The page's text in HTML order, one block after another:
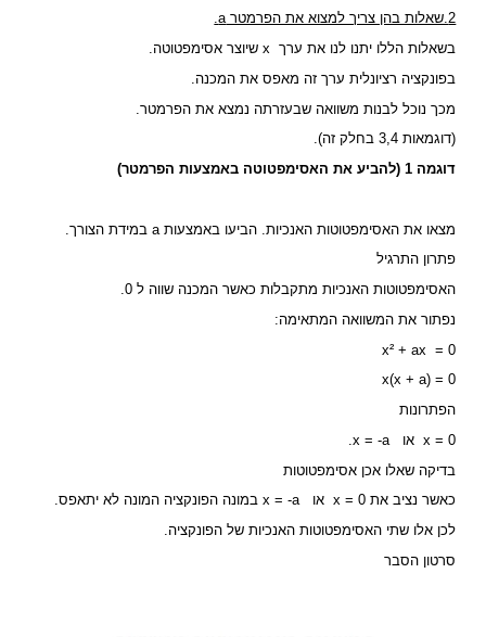
2.שאלות בהן צריך למצוא את הפרמטר a.
בשאלות הללו יתנו לנו את ערך x שיוצר אסימפטוטה.
בפונקציה רציונלית ערך זה מאפס את המכנה.
מכך נוכל לבנות משוואה שבעזרתה נמצא את הפרמטר.
(דוגמאות 3,4 בחלק זה).
דוגמה 1 (להביע את האסימפטוטה באמצעות הפרמטר)
מצאו את האסימפטוטות האנכיות. הביעו באמצעות a במידת הצורך.
פתרון התרגיל
האסימפטוטות האנכיות מתקבלות כאשר המכנה שווה ל 0.
נפתור את המשוואה המתאימה:
x² + ax = 0
x(x + a) = 0
הפתרונות
x = 0 או x = -a.
בדיקה שאלו אכן אסימפטוטות
כאשר נציב את x = 0 או x = -a במונה הפונקציה המונה לא יתאפס.
לכן אלו שתי האסימפטוטות האנכיות של הפונקציה.
סרטון הסבר